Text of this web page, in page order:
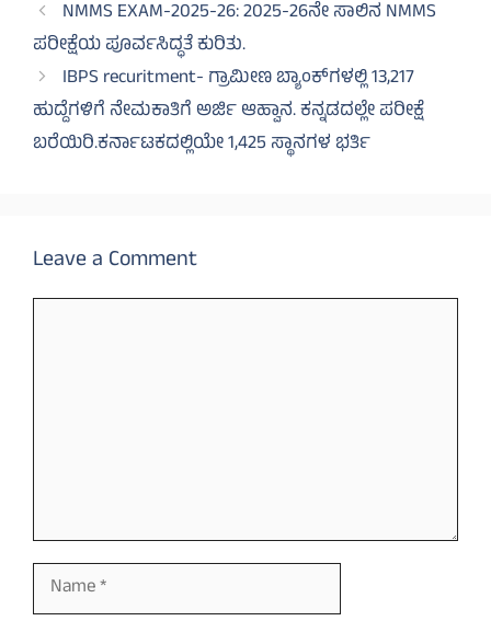
NMMS EXAM-2025-26: 2025-26ನೇ ಸಾಲಿನ NMMS
ಪರೀಕ್ಷೆಯ ಪೂರ್ವಸಿದ್ಧತೆ ಕುರಿತು.
IBPS recuritment- ಗ್ರಾಮೀಣ ಬ್ಯಾಂಕ್‌ಗಳಲ್ಲಿ 13,217
ಹುದ್ದೆಗಳಿಗೆ ನೇಮಕಾತಿಗೆ ಅರ್ಜಿ ಆಹ್ವಾನ. ಕನ್ನಡದಲ್ಲೇ ಪರೀಕ್ಷೆ
ಬರೆಯಿರಿ.ಕರ್ನಾಟಕದಲ್ಲಿಯೇ 1,425 ಸ್ಥಾನಗಳ ಭರ್ತಿ
Leave a Comment
Name